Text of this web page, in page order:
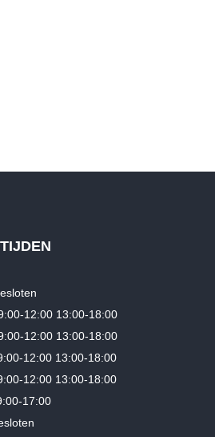
12:00 13:00-18:00
12:00 13:00-18:00
12:00 13:00-18:00
12:00 13:00-18:00
17:00